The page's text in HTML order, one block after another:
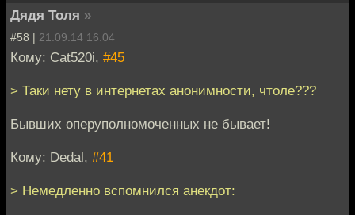
Дядя Толя »
#58 | 21.09.14 16:04
Кому: Cat520i, #45
> Таки нету в интернетах анонимности, чтоле???
Бывших оперуполномоченных не бывает!
Кому: Dedal, #41
> Немедленно вспомнился анекдот: